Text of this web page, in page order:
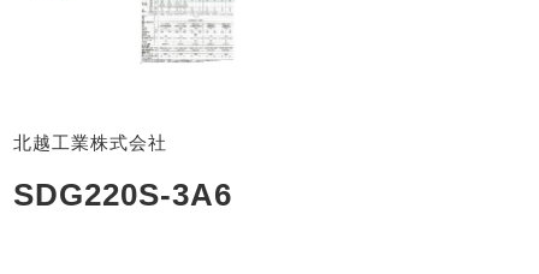
北越工業株式会社
SDG220S-3A6